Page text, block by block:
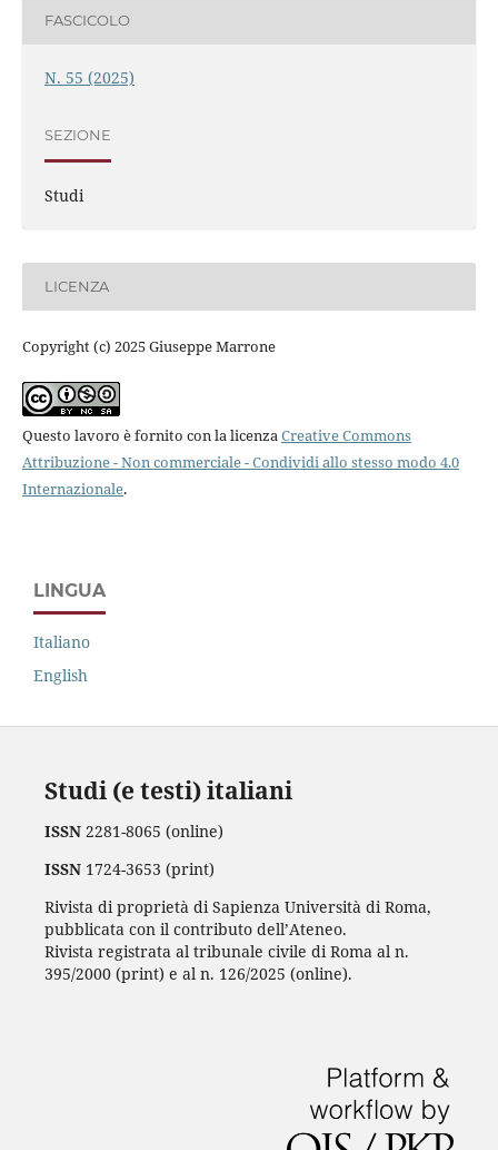
FASCICOLO
N. 55 (2025)
SEZIONE
Studi
LICENZA
Copyright (c) 2025 Giuseppe Marrone
Questo lavoro è fornito con la licenzaCreative Commons
Attribuzione - Non commerciale - Condividi allo stesso modo 4.0
Internazionale.
LINGUA
Italiano
English
Studi (e testi) italiani
ISSN2281-8065 (online)
ISSN1724-3653 (print)
Rivista di proprietà di Sapienza Università di Roma,
pubblicata con il contributo dell’Ateneo.
Rivista registrata al tribunale civile di Roma al n.
395/2000 (print) e al n. 126/2025 (online).